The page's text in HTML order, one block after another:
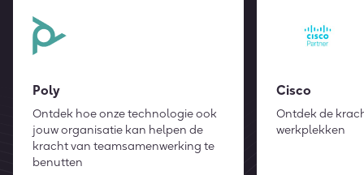
Poly
Ontdek hoe onze technologie ook
jouw organisatie kan helpen de
kracht van teamsamenwerking te
benutten
Cisco
Ontdek de
werkplekken